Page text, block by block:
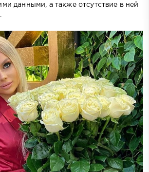
данными, а также отсутствие в ней